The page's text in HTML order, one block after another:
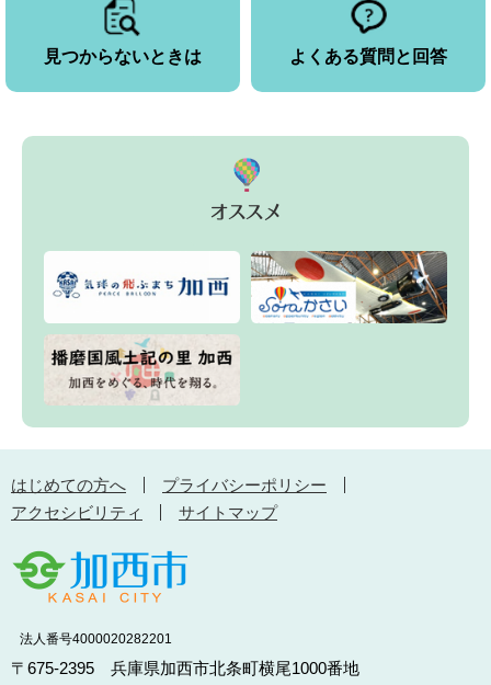
見つからないときは よくある質問と回答
はじめての方へ
プライバシーポリシー
アクセシビリティ
サイトマップ
法人番号4000020282201
〒675-2395 兵庫県加西市北条町横尾1000番地